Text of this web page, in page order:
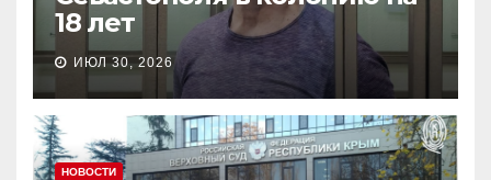
18 лет
ИЮЛ 30, 2026
НОВОСТИ